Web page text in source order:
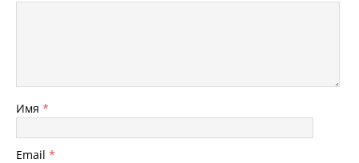
Имя *
Email *